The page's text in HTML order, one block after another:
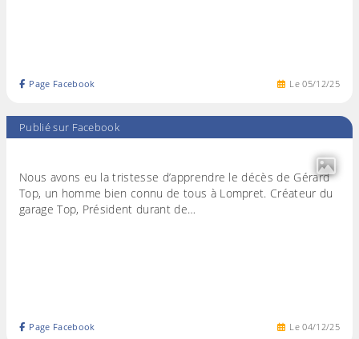
Le05/12/25
Page Facebook
Publié sur Facebook
Nous avons eu la tristesse d’apprendre le décès de Gérard
Top, un homme bien connu de tous à Lompret. Créateur du
garage Top, Président durant de…
Le04/12/25
Page Facebook